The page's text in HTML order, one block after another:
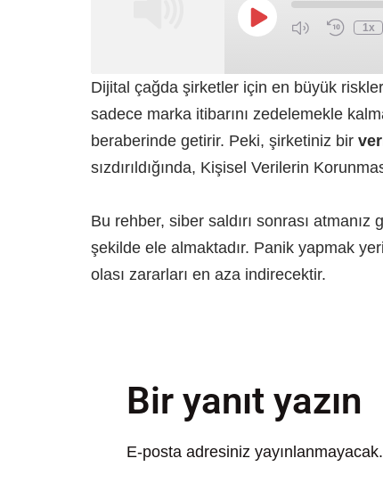
1x
Dijital çağda şirketler için en büyük
sadece marka itibarını zedelemekle
beraberinde getirir. Peki, şirketiniz bir
sızdırıldığında, Kişisel Verilerin
Bu rehber, siber saldırı sonrası
şekilde ele almaktadır. Panik yapmak
olası zararları en aza indirecektir.
Bir yanıt yazın
E-posta adresiniz yayınlanmayacak.